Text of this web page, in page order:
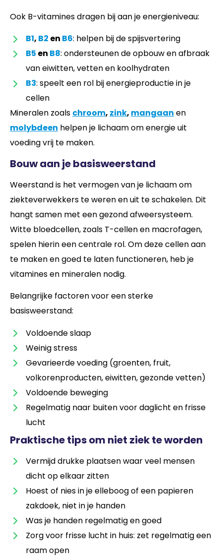
Ook B-vitamines dragen bij aan je energieniveau:
B1, B2 en B6: helpen bij de spijsvertering
B5 en B8: ondersteunen de opbouw en afbraak
van eiwitten, vetten en koolhydraten
B3: speelt een rol bij energieproductie in je
cellen
Mineralen zoals chroom, zink, mangaan en
molybdeen helpen je lichaam om energie uit
voeding vrij te maken.
Bouw aan je basisweerstand
Weerstand is het vermogen van je lichaam om
ziekteverwekkers te weren en uit te schakelen. Dit
hangt samen met een gezond afweersysteem.
Witte bloedcellen, zoals T-cellen en macrofagen,
spelen hierin een centrale rol. Om deze cellen aan
te maken en goed te laten functioneren, heb je
vitamines en mineralen nodig.
Belangrijke factoren voor een sterke
basisweerstand:
Voldoende slaap
Weinig stress
Gevarieerde voeding (groenten, fruit,
volkorenproducten, eiwitten, gezonde vetten)
Voldoende beweging
Regelmatig naar buiten voor daglicht en frisse
lucht
Praktische tips om niet ziek te worden
Vermijd drukke plaatsen waar veel mensen
dicht op elkaar zitten
Hoest of nies in je elleboog of een papieren
zakdoek, niet in je handen
Was je handen regelmatig en goed
Zorg voor frisse lucht in huis: zet regelmatig een
raam open